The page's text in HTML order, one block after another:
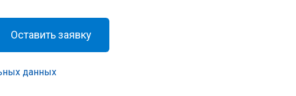
Оставить заявку
данных